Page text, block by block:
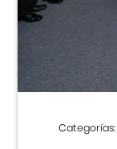
Categorías: